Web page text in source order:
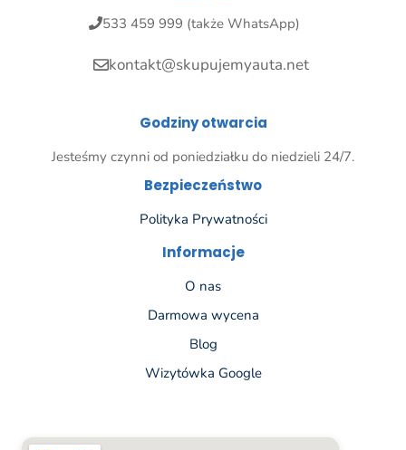
533 459 999 (także WhatsApp)
kontakt@skupujemyauta.net
Godziny otwarcia
Jesteśmy czynni od poniedziałku do niedzieli 24/7.
Bezpieczeństwo
Polityka Prywatności
Informacje
O nas
Darmowa wycena
Blog
Wizytówka Google